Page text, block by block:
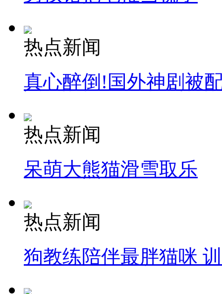
热点新闻
真心醉倒!国外神剧被
热点新闻
呆萌大熊猫滑雪取乐
热点新闻
狗教练陪伴最胖猫咪